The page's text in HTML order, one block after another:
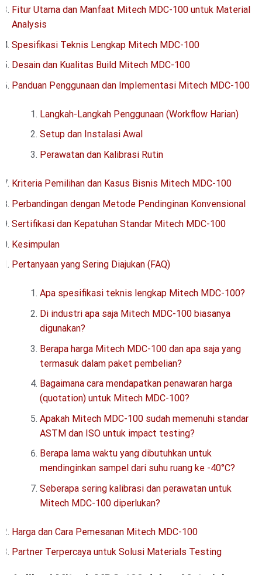
Fitur Utama dan Manfaat Mitech MDC-100 untuk Material
Analysis
Spesifikasi Teknis Lengkap Mitech MDC-100
Desain dan Kualitas Build Mitech MDC-100
Panduan Penggunaan dan Implementasi Mitech MDC-100
Langkah-Langkah Penggunaan (Workflow Harian)
Setup dan Instalasi Awal
Perawatan dan Kalibrasi Rutin
Kriteria Pemilihan dan Kasus Bisnis Mitech MDC-100
Perbandingan dengan Metode Pendinginan Konvensional
Sertifikasi dan Kepatuhan Standar Mitech MDC-100
Kesimpulan
Pertanyaan yang Sering Diajukan (FAQ)
Apa spesifikasi teknis lengkap Mitech MDC-100?
Di industri apa saja Mitech MDC-100 biasanya
digunakan?
Berapa harga Mitech MDC-100 dan apa saja yang
termasuk dalam paket pembelian?
Bagaimana cara mendapatkan penawaran harga
(quotation) untuk Mitech MDC-100?
Apakah Mitech MDC-100 sudah memenuhi standar
ASTM dan ISO untuk impact testing?
Berapa lama waktu yang dibutuhkan untuk
mendinginkan sampel dari suhu ruang ke -40°C?
Seberapa sering kalibrasi dan perawatan untuk
Mitech MDC-100 diperlukan?
Harga dan Cara Pemesanan Mitech MDC-100
Partner Terpercaya untuk Solusi Materials Testing